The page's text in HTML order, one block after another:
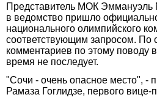
Представитель МОК Эммануэль
в ведомство пришло
национального олимпийского
соответствующим запросом. По
комментариев по этому поводу
время не последует.
"Сочи - очень опасное место", -
Рамаза Гоглидзе, первого